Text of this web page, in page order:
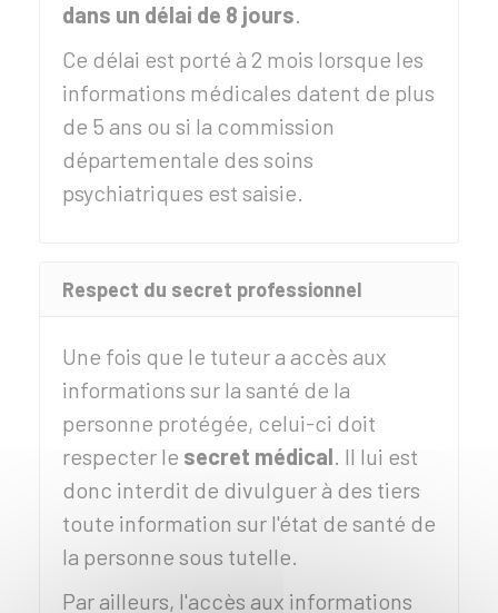
dans un délai de 8 jours.
Ce délai est porté à 2 mois lorsque les
informations médicales datent de plus
de 5 ans ou si la commission
départementale des soins
psychiatriques est saisie.
Respect du secret professionnel
Une fois que le tuteur a accès aux
informations sur la santé de la
personne protégée, celui-ci doit
respecter le secret médical. Il lui est
donc interdit de divulguer à des tiers
toute information sur l'état de santé de
la personne sous tutelle.
Par ailleurs, l'accès aux informations